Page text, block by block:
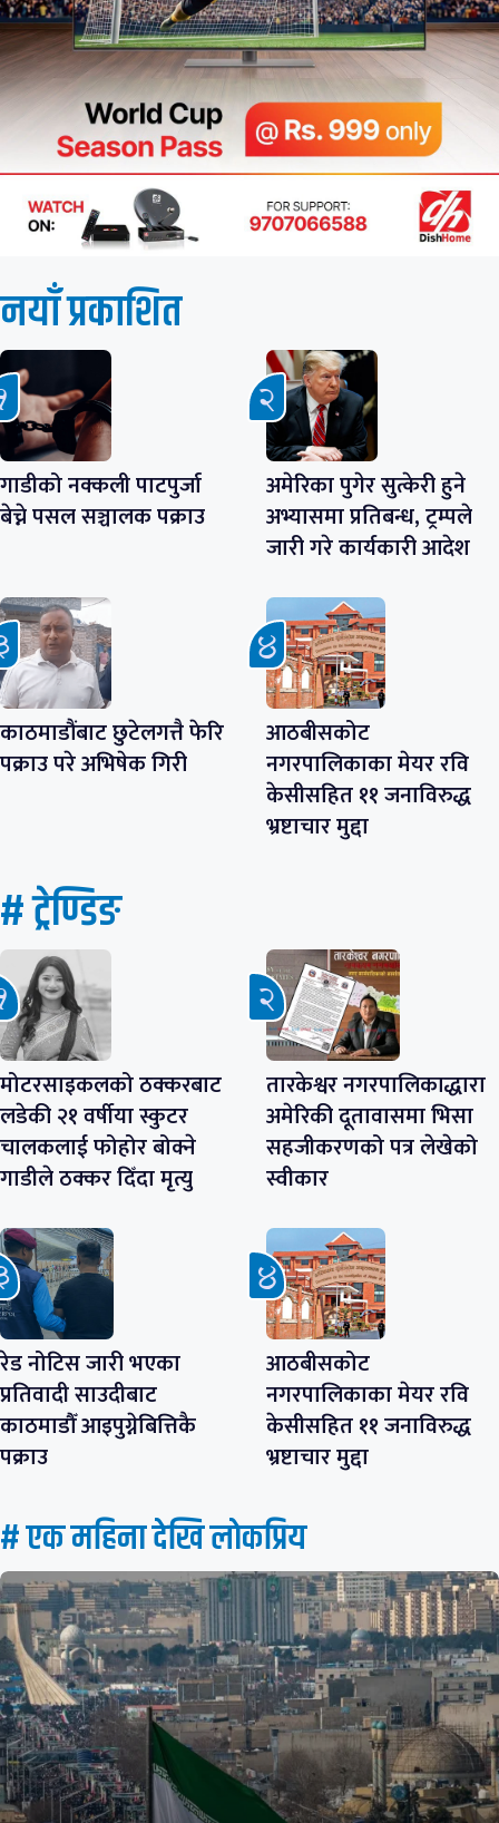
नयाँ प्रकाशित
गाडीको नक्कली पाटपुर्जा
बेच्ने पसल सञ्चालक पक्राउ
अमेरिका पुगेर सुत्केरी हुने
अभ्यासमा प्रतिबन्ध, ट्रम्पले
जारी गरे कार्यकारी आदेश
काठमाडौंबाट छुटेलगत्तै फेरि
पक्राउ परे अभिषेक गिरी
आठबीसकोट
नगरपालिकाका मेयर रवि
केसीसहित ११ जनाविरुद्ध
भ्रष्टाचार मुद्दा
# ट्रेण्डिङ
मोटरसाइकलको ठक्करबाट
लडेकी २१ वर्षीया स्कुटर
चालकलाई फोहोर बोक्ने
गाडीले ठक्कर दिँदा मृत्यु
तारकेश्वर नगरपालिकाद्धारा
अमेरिकी दूतावासमा भिसा
सहजीकरणको पत्र लेखेको
स्वीकार
रेड नोटिस जारी भएका
प्रतिवादी साउदीबाट
काठमाडौँ आइपुग्नेबित्तिकै
पक्राउ
आठबीसकोट
नगरपालिकाका मेयर रवि
केसीसहित ११ जनाविरुद्ध
भ्रष्टाचार मुद्दा
# एक महिना देखि लाेकप्रिय